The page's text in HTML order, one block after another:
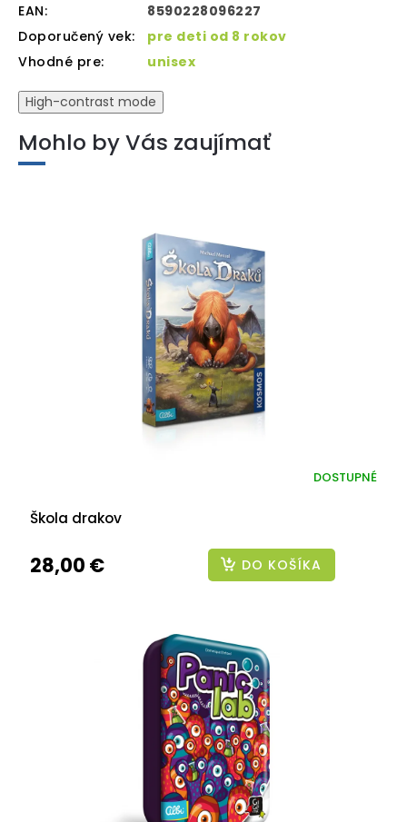
EAN:
8590228096227
Doporučený vek:
pre deti od 8 rokov
Vhodné pre: unisex
High-contrast mode
Mohlo by Vás zaujímať
Škola drakov
DOSTUPNÉ
28,00 € DO KOŠÍKA